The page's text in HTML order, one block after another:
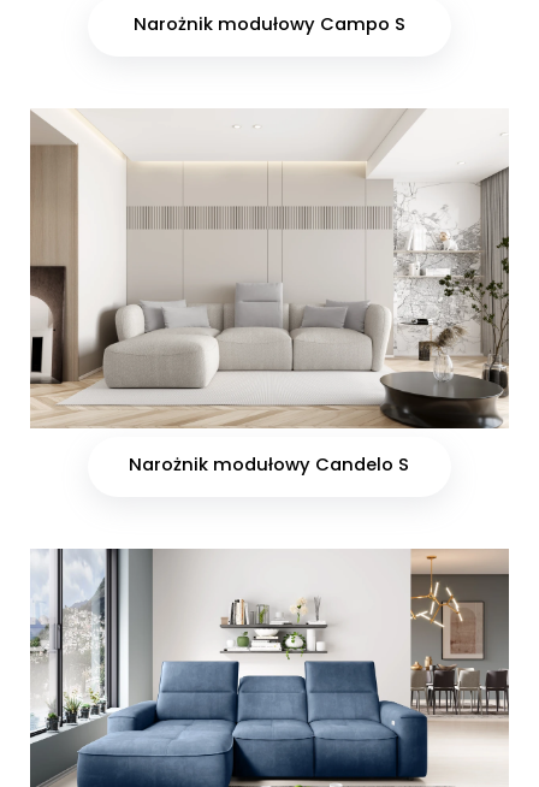
Narożnik modułowy Campo S
Narożnik modułowy Candelo S